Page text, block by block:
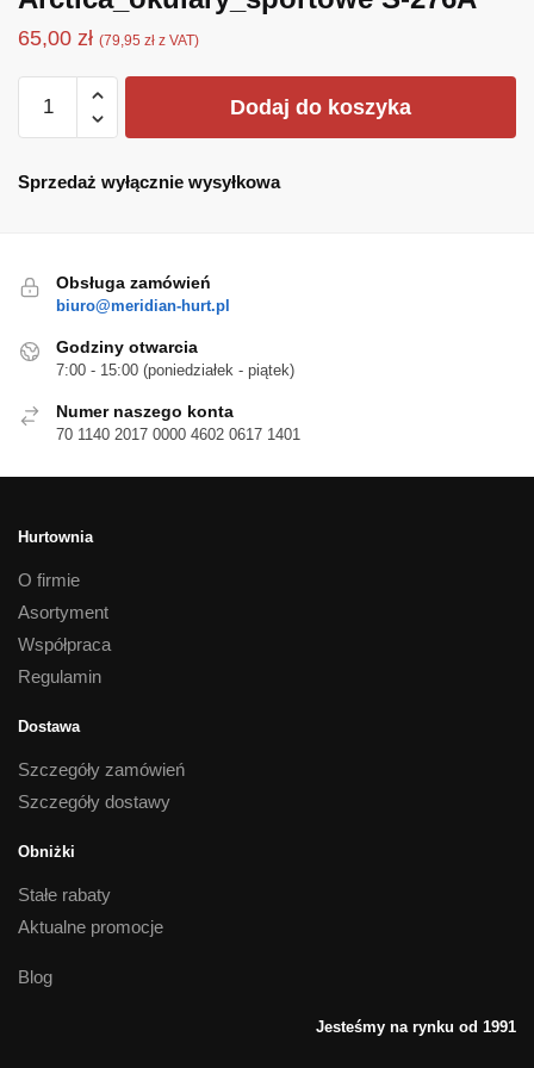
65,00 zł (79,95 zł z VAT)
Arctica_okulary_sportowe
276A
Dodaj do koszyka
Sprzedaż wyłącznie wysyłkowa
Obsługa zamówień
biuro@meridian-hurt.pl
Godziny otwarcia
7:00 - 15:00 (poniedziałek - piątek)
Numer naszego konta
70 1140 2017 0000 4602 0617 1401
Hurtownia
O firmie
Asortyment
Współpraca
Regulamin
Dostawa
Szczegóły zamówień
Szczegóły dostawy
Obniżki
Stałe rabaty
Aktualne promocje
Blog
Jesteśmy na rynku od 1991